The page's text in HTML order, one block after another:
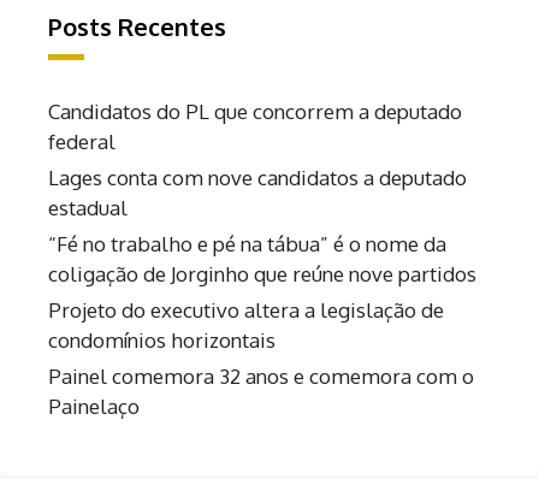
Posts Recentes
Candidatos do PL que concorrem a deputado
federal
Lages conta com nove candidatos a deputado
estadual
“Fé no trabalho e pé na tábua” é o nome da
coligação de Jorginho que reúne nove partidos
Projeto do executivo altera a legislação de
condomínios horizontais
Painel comemora 32 anos e comemora com o
Painelaço